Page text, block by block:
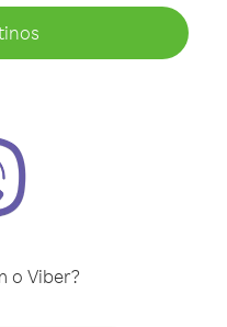
o Viber?